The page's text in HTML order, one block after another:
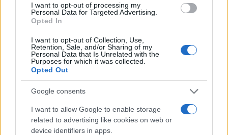
I want to opt-out of processing my
Personal Data for Targeted Advertising.
Opted In
I want to opt-out of Collection, Use,
Retention, Sale, and/or Sharing of my
Personal Data that Is Unrelated with the
Purposes for which it was collected.
Opted Out
Google consents
I want to allow Google to enable storage
related to advertising like cookies on web or
device identifiers in apps.
στην Ευρώπη - Βεβήλωσαν και έκαψαν
εβραϊκό νεκροταφείο στη Βιέννη, ζωγράφισαν
σβάστικες στους τοίχους